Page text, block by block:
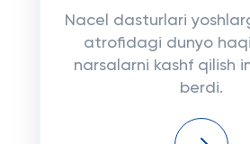
Nacel dasturlari
atrofidagi dunyo
narsalarni kashf qilish
berdi.